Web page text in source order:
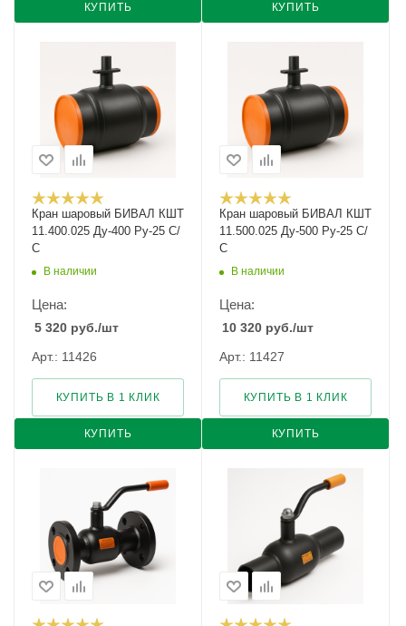
КУПИТЬ КУПИТЬ
Кран шаровый БИВАЛ КШТ
11.400.025 Ду-400 Ру-25 С/
С
В наличии
Цена:
5 320 руб./шт
Арт.: 11426
КУПИТЬ
КУПИТЬ В 1 КЛИК
Кран шаровый БИВАЛ КШТ
11.500.025 Ду-500 Ру-25 С/
С
В наличии
Цена:
10 320 руб./шт
Арт.: 11427
КУПИТЬ
КУПИТЬ В 1 КЛИК